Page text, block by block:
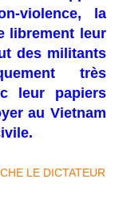
violence, la
librement leur
des militants
très
leur papiers
au Vietnam